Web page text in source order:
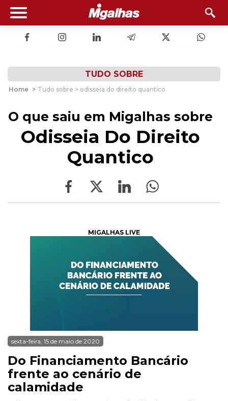
TUDO SOBRE
Home > Tudo sobre > odisseia do direito quantico
O que saiu em Migalhas sobre
Odisseia Do Direito
Quantico
MIGALHAS LIVE
sexta-feira, 15 de maio de 2020
Do Financiamento Bancário
frente ao cenário de
calamidade